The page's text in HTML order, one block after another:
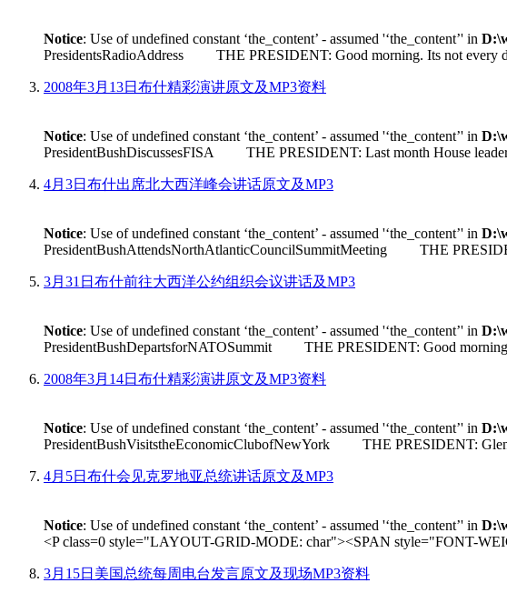
Notice: Use of undefined constant ‘the_content’ - assumed '‘the_content’' in
PresidentsRadioAddress THE PRESIDENT: Good morning. Its not every
2008年3月13日布什精彩演讲原文及MP3资料
Notice: Use of undefined constant ‘the_content’ - assumed '‘the_content’' in
PresidentBushDiscussesFISA THE PRESIDENT: Last month House leaders
4月3日布什出席北大西洋峰会讲话原文及MP3
Notice: Use of undefined constant ‘the_content’ - assumed '‘the_content’' in
PresidentBushAttendsNorthAtlanticCouncilSummitMeeting THE
3月31日布什前往大西洋公约组织会议讲话及MP3
Notice: Use of undefined constant ‘the_content’ - assumed '‘the_content’' in
PresidentBushDepartsforNATOSummit THE PRESIDENT: Good morning.
2008年3月14日布什精彩演讲原文及MP3资料
Notice: Use of undefined constant ‘the_content’ - assumed '‘the_content’' in
PresidentBushVisitstheEconomicClubofNewYork THE PRESIDENT:
4月5日布什会见克罗地亚总统讲话原文及MP3
Notice: Use of undefined constant ‘the_content’ - assumed '‘the_content’' in
<P class=0 style="LAYOUT-GRID-MODE: char"><SPAN style="FONT-
3月15日美国总统每周电台发言原文及现场MP3资料